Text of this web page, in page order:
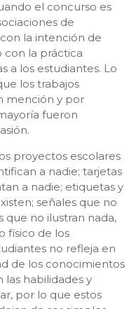
el concurso es
de
la intención de
con la práctica
a los estudiantes. Lo
los trabajos
mención y por
fueron
proyectos escolares
a nadie; tarjetas
a nadie; etiquetas y
señales que no
que no ilustran nada,
físico de los
no refleja en
de los conocimientos
habilidades y
por lo que estos